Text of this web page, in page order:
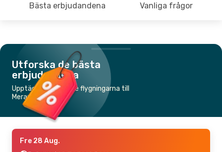
Bästa erbjudandena Vanliga frågor
Utforska de bästa
erbjudandena
Upptäck de billigaste flygningarna till
Merauke
Fre 28 Aug.